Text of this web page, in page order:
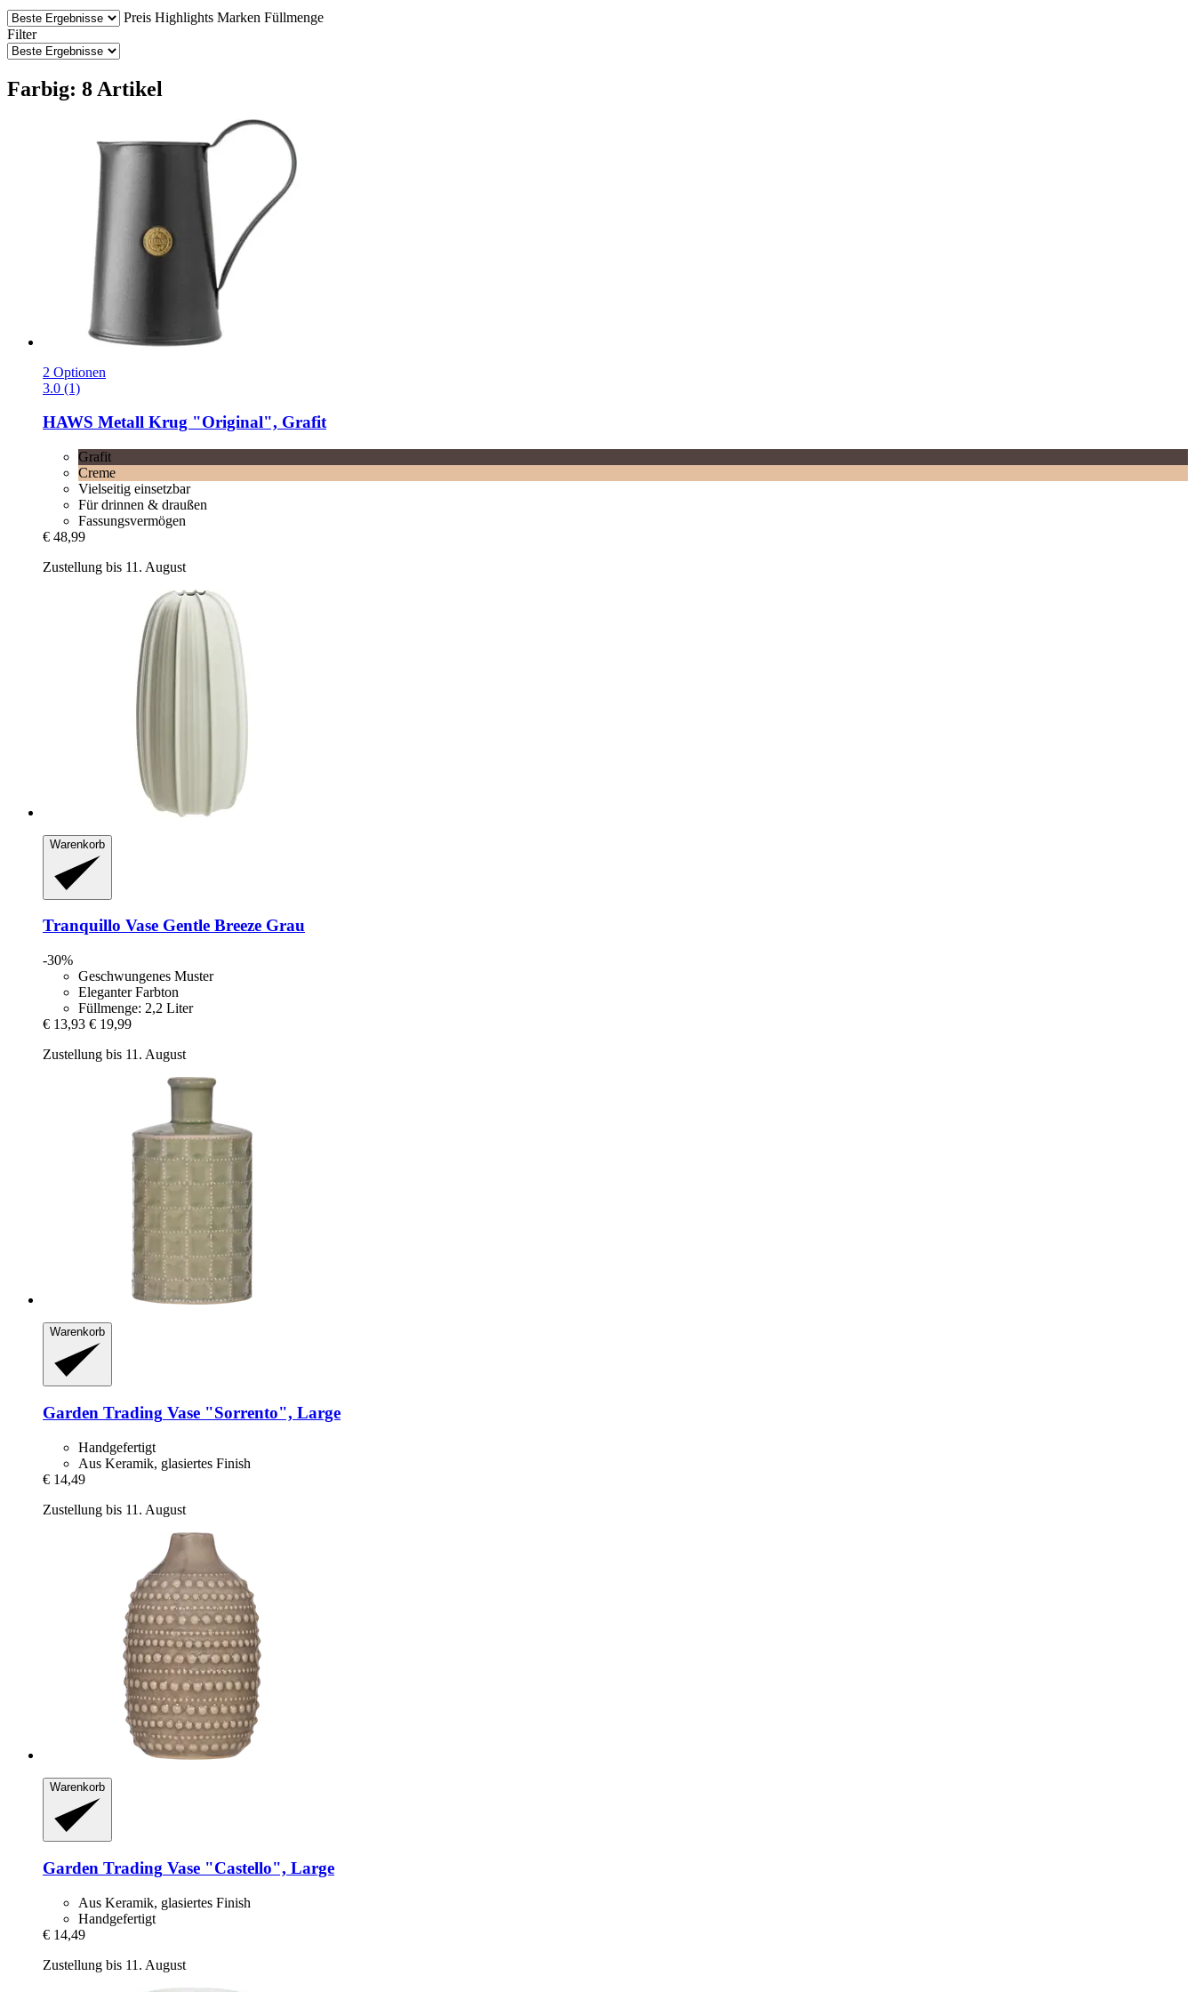
Preis Highlights Marken Füllmenge
Filter
Farbig: 8 Artikel
2 Optionen
3.0 (1)
HAWS Metall Krug "Original", Grafit
Grafit
Creme
Vielseitig einsetzbar
Für drinnen & draußen
Fassungsvermögen
€ 48,99
Zustellung bis 11. August
Warenkorb
Tranquillo Vase Gentle Breeze Grau
-30%
Geschwungenes Muster
Eleganter Farbton
Füllmenge: 2,2 Liter
€ 13,93 € 19,99
Zustellung bis 11. August
Warenkorb
Garden Trading Vase "Sorrento", Large
Handgefertigt
Aus Keramik, glasiertes Finish
€ 14,49
Zustellung bis 11. August
Warenkorb
Garden Trading Vase "Castello", Large
Aus Keramik, glasiertes Finish
Handgefertigt
€ 14,49
Zustellung bis 11. August